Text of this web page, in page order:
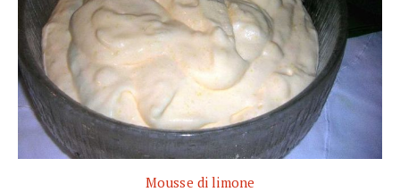
Mousse di limone